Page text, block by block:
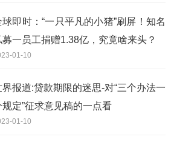
球即时：“一只平凡的小猪”刷屏！知名
募一员工捐赠1.38亿，究竟啥来头？
01-10
界报道:贷款期限的迷思-对“三个办法一
规定”征求意见稿的一点看
01-10